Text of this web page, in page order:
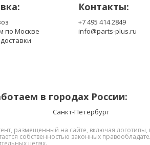
по Москве
Контакты:
+7 495 414 2849
info@parts-plus.ru
в городах России:
Санкт-Петербург
размещенный на сайте, включая
собственностью законных
целях.